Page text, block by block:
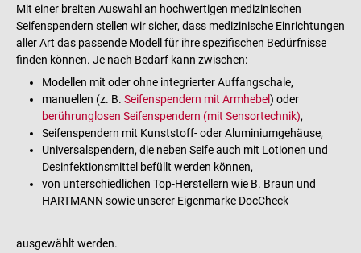
Mit einer breiten Auswahl an hochwertigen medizinischen
Seifenspendern stellen wir sicher, dass medizinische Einrichtungen
aller Art das passende Modell für ihre spezifischen Bedürfnisse
finden können. Je nach Bedarf kann zwischen:
Modellen mit oder ohne integrierter Auffangschale,
manuellen (z. B. Seifenspendern mit Armhebel) oder
berührunglosen Seifenspendern (mit Sensortechnik),
Seifenspendern mit Kunststoff- oder Aluminiumgehäuse,
Universalspendern, die neben Seife auch mit Lotionen und
Desinfektionsmittel befüllt werden können,
von unterschiedlichen Top-Herstellern wie B. Braun und
HARTMANN sowie unserer Eigenmarke DocCheck
ausgewählt werden.